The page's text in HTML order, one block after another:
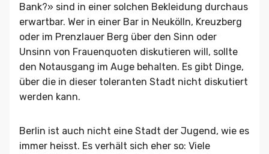
Bank?» sind in einer solchen Bekleidung durchaus
erwartbar. Wer in einer Bar in Neukölln, Kreuzberg
oder im Prenzlauer Berg über den Sinn oder
Unsinn von Frauenquoten diskutieren will, sollte
den Notausgang im Auge behalten. Es gibt Dinge,
über die in dieser toleranten Stadt nicht diskutiert
werden kann.
Berlin ist auch nicht eine Stadt der Jugend, wie es
immer heisst. Es verhält sich eher so: Viele